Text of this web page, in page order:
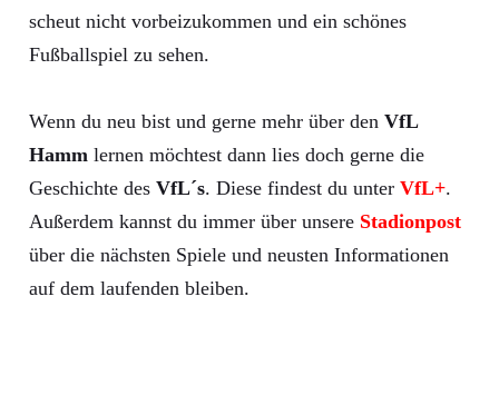
scheut nicht vorbeizukommen und ein schönes
Fußballspiel zu sehen.
Wenn du neu bist und gerne mehr über den VfL
Hamm lernen möchtest dann lies doch gerne die
Geschichte des VfL´s. Diese findest du unter VfL+.
Außerdem kannst du immer über unsere Stadionpost
über die nächsten Spiele und neusten Informationen
auf dem laufenden bleiben.